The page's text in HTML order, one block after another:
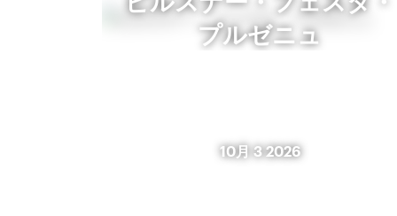
プルゼニュ
10月 3 2026